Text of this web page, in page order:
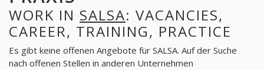
WORK IN SALSA: VACANCIES,
CAREER, TRAINING, PRACTICE
Es gibt keine offenen Angebote für SALSA. Auf der Suche
nach offenen Stellen in anderen Unternehmen